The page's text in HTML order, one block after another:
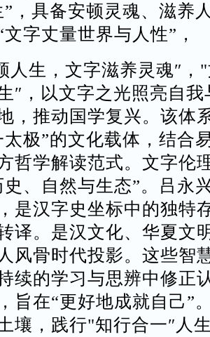
，具备安顿灵魂、滋养
字丈量世界与人性”，
生，文字滋养灵魂″，"
″，以文字之光照亮自
，推动国学复兴。该体
极”的文化载体，结合
哲学解读范式。‌‌文字伦
史、自然与生态”。吕永
是汉字史坐标中的独特
译。是汉文化、华夏文
风骨时代投影。这些智
续的学习与思辨中修正
旨在“更好地成就自己”‌
壤，践行"知行合一″人